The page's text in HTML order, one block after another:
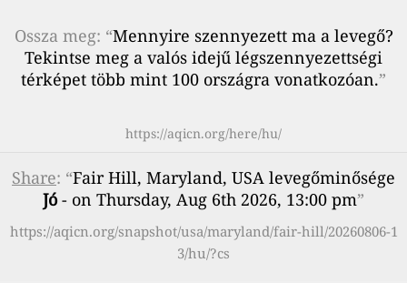
Ossza meg: “Mennyire szennyezett ma a levegő?
Tekintse meg a valós idejű légszennyezettségi
térképet több mint 100 országra vonatkozóan.”
https://aqicn.org/here/hu/
Share: “Fair Hill, Maryland, USA levegőminősége
Jó- on Thursday, Aug 6th 2026, 13:00 pm”
https://aqicn.org/snapshot/usa/maryland/fair-hill/20260806-1
3/hu/?cs